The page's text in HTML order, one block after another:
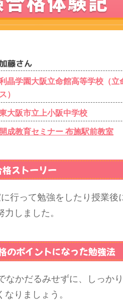
晶学園大阪立命館高等学校（立
ス）
大阪市立上小阪中学校
開成教育セミナー 布施駅前教室
ストーリー
行って勉強をしたり授業後
しました。
のポイントになった勉強法
かだるみせずに、しっか
りましょう。